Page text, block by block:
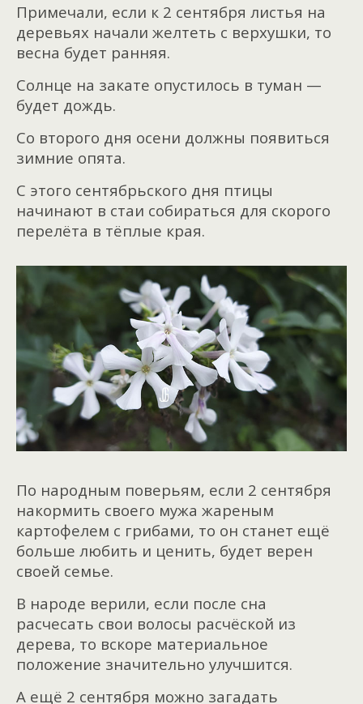
Примечали, если к 2 сентября листья на
деревьях начали желтеть с верхушки, то
весна будет ранняя.
Солнце на закате опустилось в туман —
будет дождь.
Со второго дня осени должны появиться
зимние опята.
С этого сентябрьского дня птицы
начинают в стаи собираться для скорого
перелёта в тёплые края.
По народным поверьям, если 2 сентября
накормить своего мужа жареным
картофелем с грибами, то он станет ещё
больше любить и ценить, будет верен
своей семье.
В народе верили, если после сна
расчесать свои волосы расчёской из
дерева, то вскоре материальное
положение значительно улучшится.
А ещё 2 сентября можно загадать